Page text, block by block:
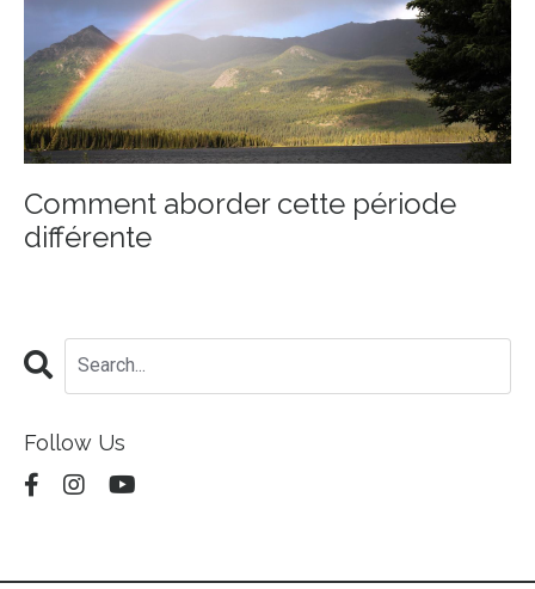
Comment aborder cette période
différente
Follow Us